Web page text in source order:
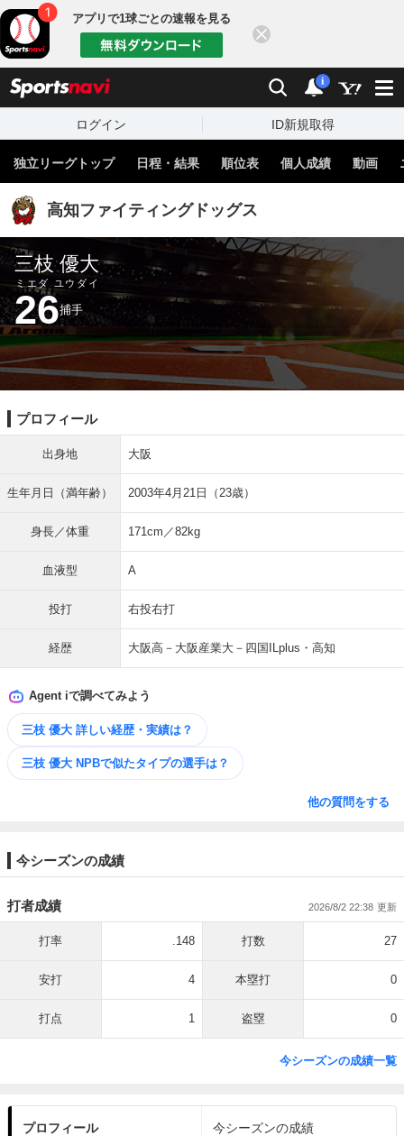
アプリで1球ごとの速報を見る
検索 通知
i
ログイン ID新規取得
独立リーグトップ 日程・結果 順位表 個人成績 動画
高知ファイティングドッグス
三枝 優大
ミエダ ユウダイ
26捕手
プロフィール
出身地 大阪
生年月日（満年齢） 2003年4月21日（23歳）
身長／体重 171cm／82kg
血液型 A
投打 右投右打
経歴 大阪高－大阪産業大－四国ILplus・高知
Agent iで調べてみよう
三枝 優大 詳しい経歴・実績は？
三枝 優大 NPBで似たタイプの選手は？
他の質問をする
今シーズンの成績
打者成績 2026/8/2 22:38
打率 .148 打数 27
安打 4 本塁打 0
打点 1 盗塁 0
今シーズンの成績一覧
プロフィール 今シーズンの成績